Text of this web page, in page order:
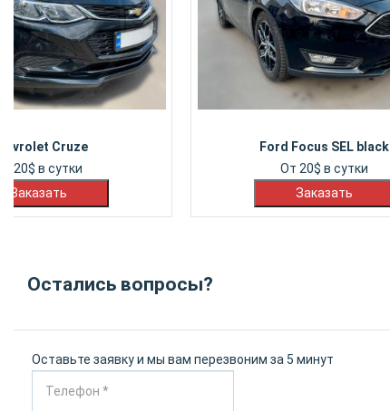
Cruze
20$ в сутки
Ford Focus SEL black
От 20$ в сутки
Остались вопросы?
Оставьте заявку и мы вам перезвоним за 5 минут